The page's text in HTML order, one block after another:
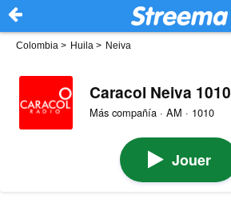
Colombia > Huila > Neiva
Caracol Neiva 1010
Más compañía · AM · 1010
Jouer